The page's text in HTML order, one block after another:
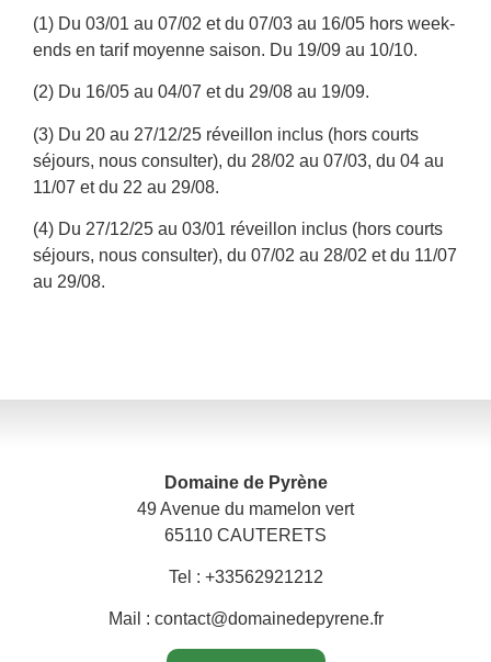
(1) Du 03/01 au 07/02 et du 07/03 au 16/05 hors week-
ends en tarif moyenne saison. Du 19/09 au 10/10.
(2) Du 16/05 au 04/07 et du 29/08 au 19/09.
(3) Du 20 au 27/12/25 réveillon inclus (hors courts
séjours, nous consulter), du 28/02 au 07/03, du 04 au
11/07 et du 22 au 29/08.
(4) Du 27/12/25 au 03/01 réveillon inclus (hors courts
séjours, nous consulter), du 07/02 au 28/02 et du 11/07
au 29/08.
Domaine de Pyrène
49 Avenue du mamelon vert
65110 CAUTERETS
Tel : +33562921212
Mail : contact@domainedepyrene.fr